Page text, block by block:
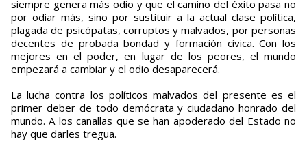
siempre genera más odio y que el camino del éxito pasa no
por odiar más, sino por sustituir a la actual clase política,
plagada de psicópatas, corruptos y malvados, por personas
decentes de probada bondad y formación cívica. Con los
mejores en el poder, en lugar de los peores, el mundo
empezará a cambiar y el odio desaparecerá.
La lucha contra los políticos malvados del presente es el
primer deber de todo demócrata y ciudadano honrado del
mundo. A los canallas que se han apoderado del Estado no
hay que darles tregua.